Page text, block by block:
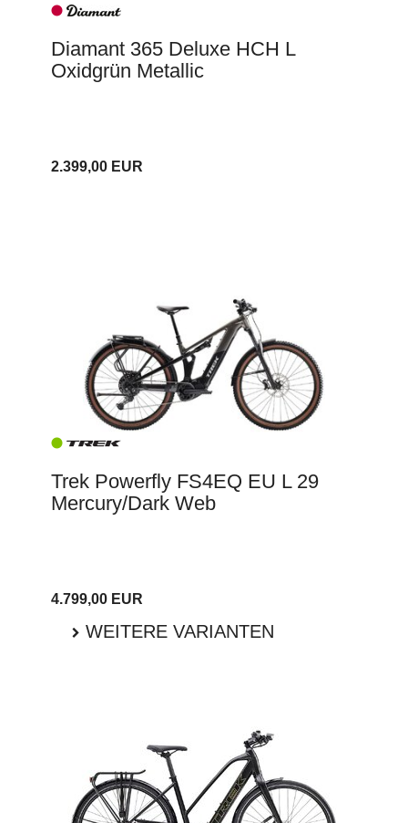
Diamant 365 Deluxe HCH L
Oxidgrün Metallic
2.399,00 EUR
Trek Powerfly FS4EQ EU L 29
Mercury/Dark Web
4.799,00 EUR
WEITERE VARIANTEN